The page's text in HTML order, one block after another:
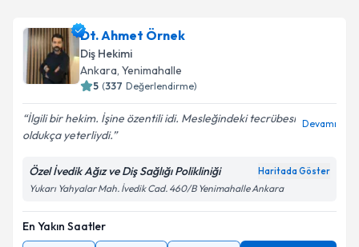
Dt. Ahmet Örnek
Diş Hekimi
Ankara, Yenimahalle
5 (337 Değerlendirme)
İlgili bir hekim. İşine özentili idi. Mesleğindeki tecrübesi
oldukça yeterliydi.
Devamı
Özel İvedik Ağız ve Diş Sağlığı Polikliniği Haritada Göster
Yukarı Yahyalar Mah. İvedik Cad. 460/B Yenimahalle Ankara
En Yakın Saatler